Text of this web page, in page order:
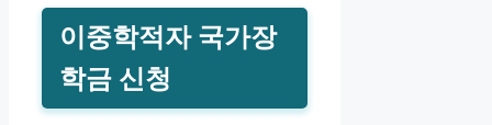
이중학적자 국가장
학금 신청